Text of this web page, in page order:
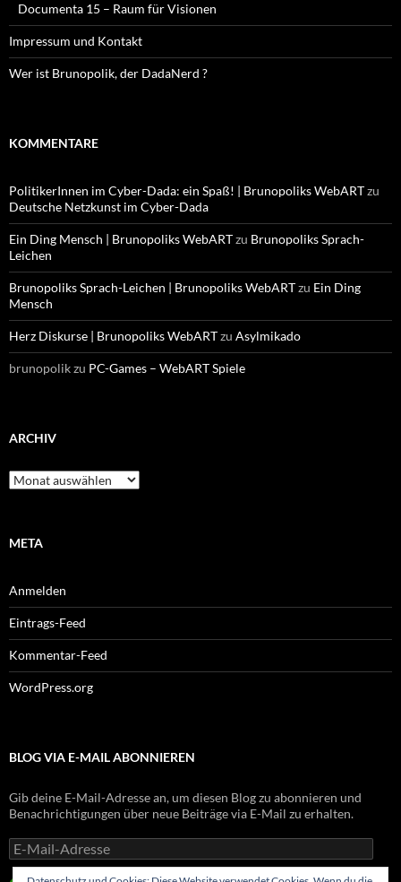
Documenta 15 – Raum für Visionen
Impressum und Kontakt
Wer ist Brunopolik, der DadaNerd ?
KOMMENTARE
PolitikerInnen im Cyber-Dada: ein Spaß! | Brunopoliks WebARTzu
Deutsche Netzkunst im Cyber-Dada
Ein Ding Mensch | Brunopoliks WebARTzu Brunopoliks Sprach-
Leichen
Brunopoliks Sprach-Leichen | Brunopoliks WebARTzu Ein Ding
Mensch
Herz Diskurse | Brunopoliks WebARTzu Asylmikado
brunopolikzu PC-Games – WebART Spiele
ARCHIV
Archiv
META
Anmelden
Eintrags-Feed
Kommentar-Feed
WordPress.org
BLOG VIA E-MAIL ABONNIEREN
Gib deine E-Mail-Adresse an, um diesen Blog zu abonnieren und
Benachrichtigungen über neue Beiträge via E-Mail zu erhalten.
E-
Mail-
Adresse